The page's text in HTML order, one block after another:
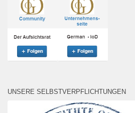
UNSERE SELBSTVERPFLICHTUNGEN